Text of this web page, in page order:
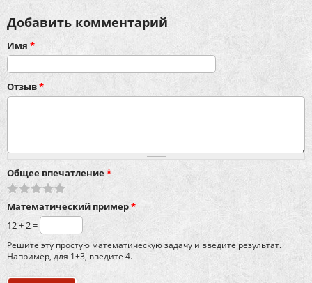
Добавить комментарий
Имя *
Отзыв*
Общее впечатление*
Математический пример*
12 + 2 =
Решите эту простую математическую задачу и введите результат.
Например, для 1+3, введите 4.